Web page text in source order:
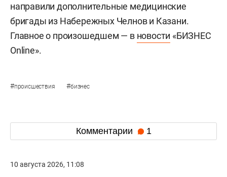
направили дополнительные медицинские
бригады из Набережных Челнов и Казани.
Главное о произошедшем — в новости «БИЗНЕС
Online».
#происшествия #бизнес
Комментарии 1
10 августа 2026, 11:08